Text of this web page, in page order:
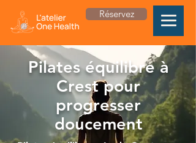
Réservez
Pilates équilibre à
Crest pour
progresser
doucement